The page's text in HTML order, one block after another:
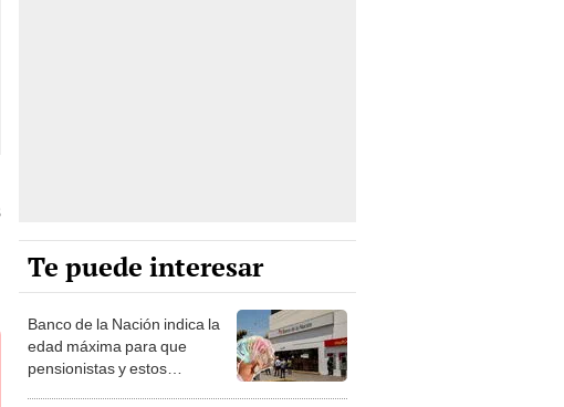
Te puede interesar
edad máxima para que
pensionistas y estos
trabajadores puedan solicitar